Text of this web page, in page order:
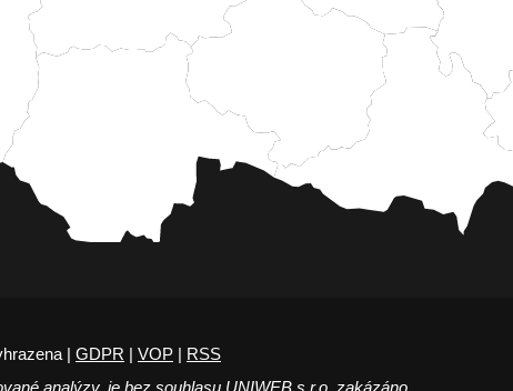
| GDPR | VOP | RSS
analýzy, je bez souhlasu UNIWEB s.r.o. zakázáno.